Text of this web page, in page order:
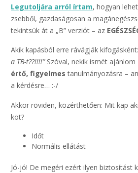
Legutoljára arról írtam, hogyan
zsebből, gazdaságosan a
tekintsük át a „B” verziót – az
Akik kapásból erre rávágják kifogásként:
a TB-t??!!!!”Szóval, nekik ismét ajánlom
értő, figyelmes tanulmányozásra –
a kérdésre… :-/
Akkor röviden, közérthetően: Mit kap
köt?
Időt
Normális ellátást
Jó-jó! De megéri ezért ilyen biztosítást